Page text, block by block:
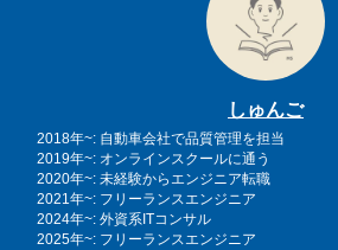
しゅんご
2018年~: 自動車会社で品質管理を担当
2019年~: オンラインスクールに通う
2020年~: 未経験からエンジニア転職
2021年~: フリーランスエンジニア
2024年~: 外資系ITコンサル
2025年~: フリーランスエンジニア